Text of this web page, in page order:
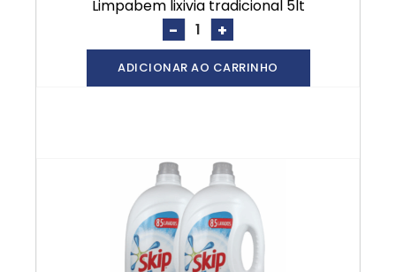
limpabem lixivia tradicional 5lt
- +
ADICIONAR AO CARRINHO